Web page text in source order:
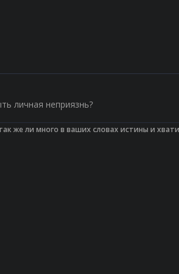
личная неприязнь?
же ли много в ваших словах истины и